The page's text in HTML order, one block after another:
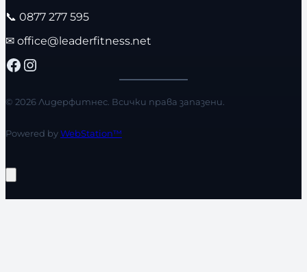
📞 0877 277 595
✉ office@leaderfitness.net
Facebook Instagram
© 2026 Лидерфитнес. Всички права запазени.
Powered byWebStation™